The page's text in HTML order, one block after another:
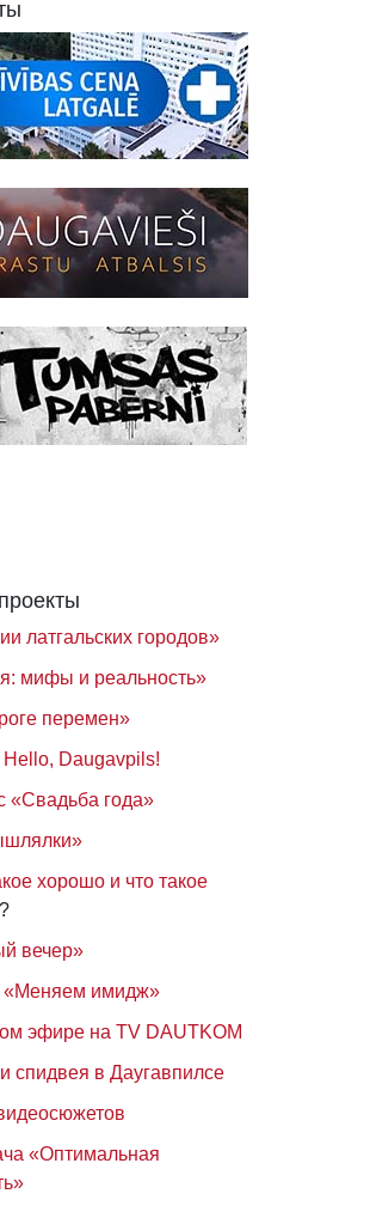
латгальских городов»
мифы и реальность»
перемен»
Hello, Daugavpils!
«Свадьба года»
хорошо и что такое
вечер»
«Меняем имидж»
эфире на TV DAUTKOM
спидвея в Даугавпилсе
«Оптимальная